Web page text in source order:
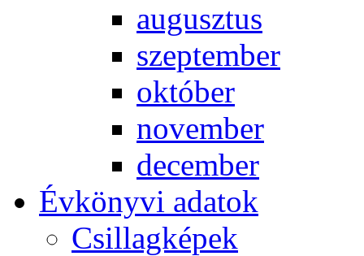
au­gusz­tus
szep­tem­ber
ok­tó­ber
no­vem­ber
de­cem­ber
Év­köny­vi ada­tok
Csil­lag­ké­pek